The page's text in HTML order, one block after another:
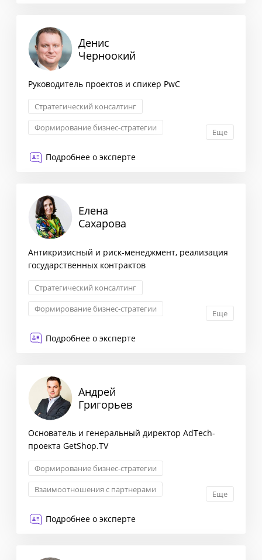
Денис
Черноокий
Руководитель проектов и спикер PwC
Стратегический консалтинг
Формирование бизнес-стратегии
Еще
Подробнее о эксперте
Елена
Сахарова
Антикризисный и риск-менеджмент, реализация
государственных контрактов
Стратегический консалтинг
Формирование бизнес-стратегии
Еще
Подробнее о эксперте
Андрей
Григорьев
Основатель и генеральный директор AdTech-
проекта GetShop.TV
Формирование бизнес-стратегии
Взаимоотношения с партнерами
Еще
Подробнее о эксперте